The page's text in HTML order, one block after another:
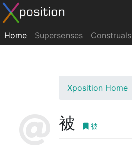
Home Supersenses Construals
Xposition Home
被 被